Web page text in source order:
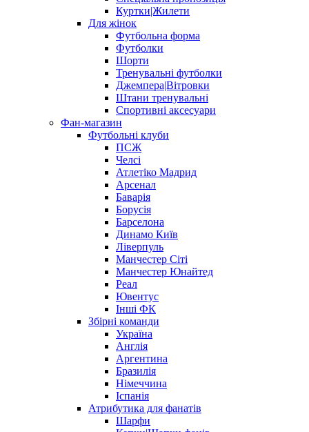
Куртки|Жилети
Для жінок
Футбольна форма
Футболки
Шорти
Тренувальні футболки
Джемпера|Вітровки
Штани тренувальні
Спортивні аксесуари
Фан-магазин
Футбольні клуби
ПСЖ
Челсі
Атлетіко Мадрид
Арсенал
Баварія
Борусія
Барселона
Динамо Київ
Ліверпуль
Манчестер Сіті
Манчестер Юнайтед
Реал
Ювентус
Інші ФК
Збірні команди
Україна
Англія
Аргентина
Бразилія
Німеччина
Іспанія
Атрибутика для фанатів
Шарфи